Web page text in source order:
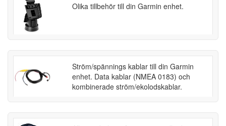
Olika tillbehör till din Garmin enhet.
Ström/spännings kablar till din Garmin
enhet. Data kablar (NMEA 0183) och
kombinerade ström/ekolodskablar.